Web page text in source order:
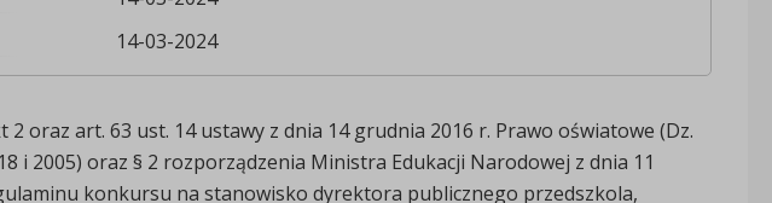
14-03-2024
2 oraz art. 63 ust. 14 ustawy z dnia 14 grudnia 2016 r. Prawo oświatowe (Dz.
i 2005) oraz § 2 rozporządzenia Ministra Edukacji Narodowej z dnia 11
konkursu na stanowisko dyrektora publicznego przedszkola,